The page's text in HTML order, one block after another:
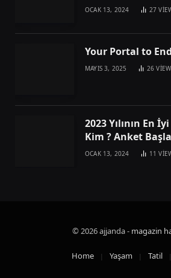
OCAK 13, 2024 27
Your Portal to
MAYIS 3, 2025 26
2023 Yılının En
Kim ? Anket
OCAK 13, 2024 11
© 2026 ajjanda - magazin
Home Yaşam Tatil